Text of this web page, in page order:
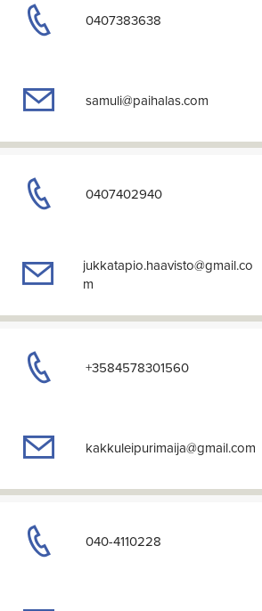
0407383638
samuli@paihalas.com
0407402940
jukkatapio.haavisto@gmail.co
m
+3584578301560
kakkuleipurimaija@gmail.com
040-4110228